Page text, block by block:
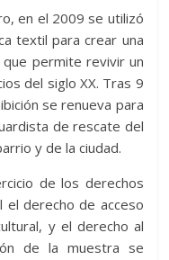
en el 2009 se utilizó
textil para crear una
que permite revivir un
del siglo XX. Tras 9
se renueva para
de rescate del
y de la ciudad.
de los derechos
el derecho de acceso
y el derecho al
de la muestra se